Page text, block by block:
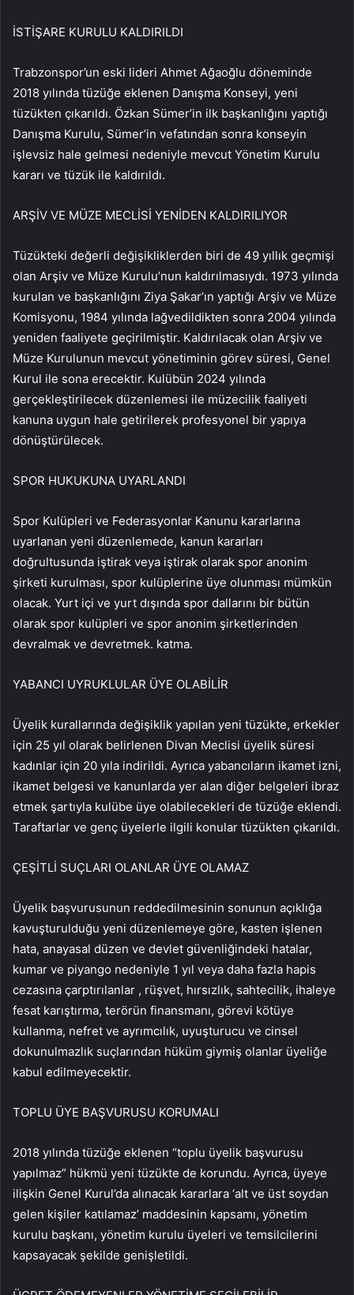
İSTİŞARE KURULU KALDIRILDI
Trabzonspor’un eski lideri Ahmet Ağaoğlu döneminde
2018 yılında tüzüğe eklenen Danışma Konseyi, yeni
tüzükten çıkarıldı. Özkan Sümer’in ilk başkanlığını yaptığı
Danışma Kurulu, Sümer’in vefatından sonra konseyin
işlevsiz hale gelmesi nedeniyle mevcut Yönetim Kurulu
kararı ve tüzük ile kaldırıldı.
ARŞİV VE MÜZE MECLİSİ YENİDEN KALDIRILIYOR
Tüzükteki değerli değişikliklerden biri de 49 yıllık geçmişi
olan Arşiv ve Müze Kurulu’nun kaldırılmasıydı. 1973 yılında
kurulan ve başkanlığını Ziya Şakar’ın yaptığı Arşiv ve Müze
Komisyonu, 1984 yılında lağvedildikten sonra 2004 yılında
yeniden faaliyete geçirilmiştir. Kaldırılacak olan Arşiv ve
Müze Kurulunun mevcut yönetiminin görev süresi, Genel
Kurul ile sona erecektir. Kulübün 2024 yılında
gerçekleştirilecek düzenlemesi ile müzecilik faaliyeti
kanuna uygun hale getirilerek profesyonel bir yapıya
dönüştürülecek.
SPOR HUKUKUNA UYARLANDI
Spor Kulüpleri ve Federasyonlar Kanunu kararlarına
uyarlanan yeni düzenlemede, kanun kararları
doğrultusunda iştirak veya iştirak olarak spor anonim
şirketi kurulması, spor kulüplerine üye olunması mümkün
olacak. Yurt içi ve yurt dışında spor dallarını bir bütün
olarak spor kulüpleri ve spor anonim şirketlerinden
devralmak ve devretmek. katma.
YABANCI UYRUKLULAR ÜYE OLABİLİR
Üyelik kurallarında değişiklik yapılan yeni tüzükte, erkekler
için 25 yıl olarak belirlenen Divan Meclisi üyelik süresi
kadınlar için 20 yıla indirildi. Ayrıca yabancıların ikamet izni,
ikamet belgesi ve kanunlarda yer alan diğer belgeleri ibraz
etmek şartıyla kulübe üye olabilecekleri de tüzüğe eklendi.
Taraftarlar ve genç üyelerle ilgili konular tüzükten çıkarıldı.
ÇEŞİTLİ SUÇLARI OLANLAR ÜYE OLAMAZ
Üyelik başvurusunun reddedilmesinin sonunun açıklığa
kavuşturulduğu yeni düzenlemeye göre, kasten işlenen
hata, anayasal düzen ve devlet güvenliğindeki hatalar,
kumar ve piyango nedeniyle 1 yıl veya daha fazla hapis
cezasına çarptırılanlar , rüşvet, hırsızlık, sahtecilik, ihaleye
fesat karıştırma, terörün finansmanı, görevi kötüye
kullanma, nefret ve ayrımcılık, uyuşturucu ve cinsel
dokunulmazlık suçlarından hüküm giymiş olanlar üyeliğe
kabul edilmeyecektir.
TOPLU ÜYE BAŞVURUSU KORUMALI
2018 yılında tüzüğe eklenen “toplu üyelik başvurusu
yapılmaz” hükmü yeni tüzükte de korundu. Ayrıca, üyeye
ilişkin Genel Kurul’da alınacak kararlara ‘alt ve üst soydan
gelen kişiler katılamaz’ maddesinin kapsamı, yönetim
kurulu başkanı, yönetim kurulu üyeleri ve temsilcilerini
kapsayacak şekilde genişletildi.